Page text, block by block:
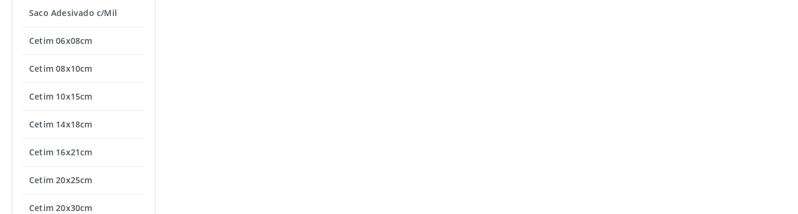
Saco Adesivado c/Mil
Cetim 06x08cm
Cetim 08x10cm
Cetim 10x15cm
Cetim 14x18cm
Cetim 16x21cm
Cetim 20x25cm
Cetim 20x30cm